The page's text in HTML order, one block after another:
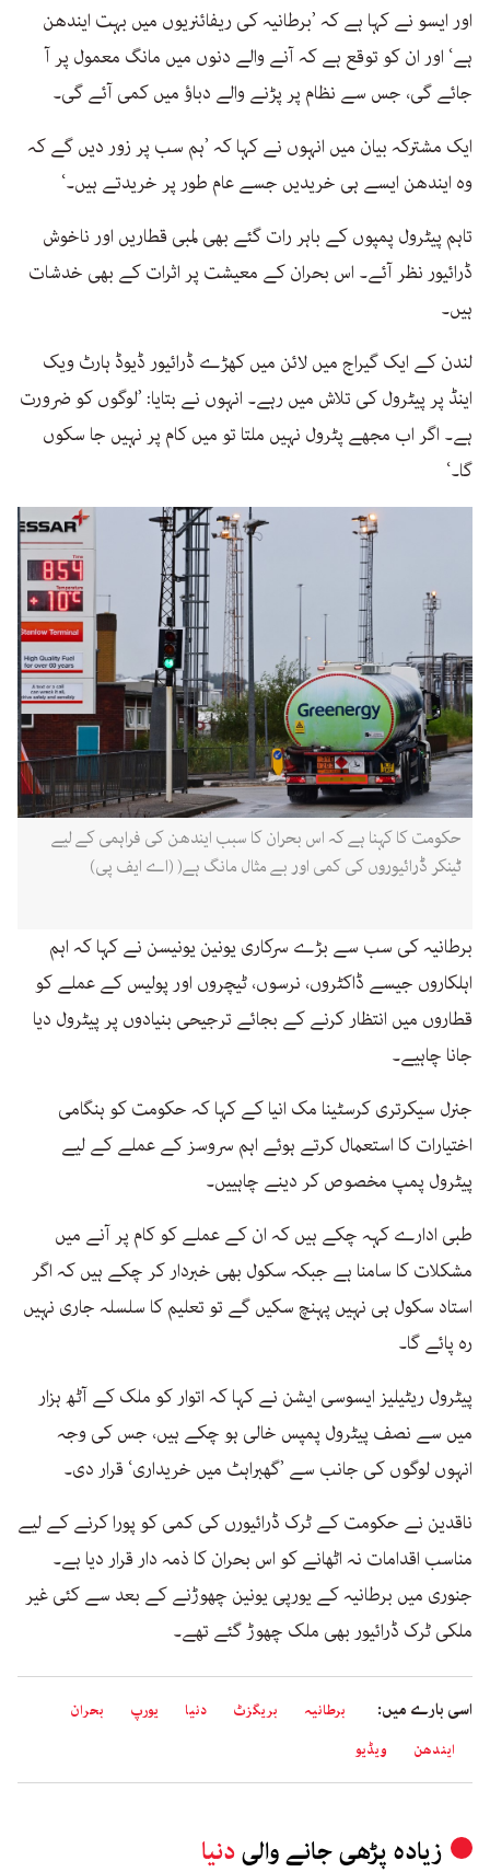
اور ایسو نے کہا ہے کہ ’برطانیہ کی ریفائنریوں میں بہت ایندھن
ہے‘ اور ان کو توقع ہے کہ آنے والے دنوں میں مانگ معمول پر آ
جائے گی، جس سے نظام پر پڑنے والے دباؤ میں کمی آئے گی۔
ایک مشترکہ بیان میں انہوں نے کہا کہ ’ہم سب پر زور دیں گے کہ
وہ ایندھن ایسے ہی خریدیں جسے عام طور پر خریدتے ہیں۔‘
تاہم پیٹرول پمپوں کے باہر رات گئے بھی لمبی قطاریں اور ناخوش
ڈرائیور نظر آئے۔ اس بحران کے معیشت پر اثرات کے بھی خدشات
ہیں۔
لندن کے ایک گیراج میں لائن میں کھڑے ڈرائیور ڈیوڈ ہارٹ ویک
اینڈ پر پیٹرول کی تلاش میں رہے۔ انہوں نے بتایا: ’لوگوں کو ضرورت
ہے۔ اگر اب مجھے پٹرول نہیں ملتا تو میں کام پر نہیں جا سکوں
گا۔‘
حکومت کا کہنا ہے کہ اس بحران کا سبب ایندھن کی فراہمی کے لیے
ٹینکر ڈرائیوروں کی کمی اور بے مثال مانگ ہے( (اے ایف پی)
برطانیہ کی سب سے بڑے سرکاری یونین یونیسن نے کہا کہ اہم
اہلکاروں جیسے ڈاکٹروں، نرسوں، ٹیچروں اور پولیس کے عملے کو
قطاروں میں انتظار کرنے کے بجائے ترجیحی بنیادوں پر پیٹرول دیا
جانا چاہیے۔
جنرل سیکرتری کرسٹینا مک انیا کے کہا کہ حکومت کو ہنگامی
اختیارات کا استعمال کرتے ہوئے اہم سروسز کے عملے کے لیے
پیٹرول پمپ مخصوص کر دینے چاہییں۔
طبی ادارے کہہ چکے ہیں کہ ان کے عملے کو کام پر آنے میں
مشکلات کا سامنا ہے جبکہ سکول بھی خبردار کر چکے ہیں کہ اگر
استاد سکول ہی نہیں پہنچ سکیں گے تو تعلیم کا سلسلہ جاری نہیں
رہ پائے گا۔
پیٹرول ریٹیلیز ایسوسی ایشن نے کہا کہ اتوار کو ملک کے آٹھ ہزار
میں سے نصف پیٹرول پمپس خالی ہو چکے ہیں، جس کی وجہ
انہوں لوگوں کی جانب سے ’گھبراہٹ میں خریداری‘ قرار دی۔
ناقدین نے حکومت کے ٹرک ڈرائیورں کی کمی کو پورا کرنے کے لیے
مناسب اقدامات نہ اٹھانے کو اس بحران کا ذمہ دار قرار دیا ہے۔
جنوری میں برطانیہ کے یورپی یونین چھوڑنے کے بعد سے کئی غیر
ملکی ٹرک ڈرائیور بھی ملک چھوڑ گئے تھے۔
اسی بارے میں: برطانیہ بریگزٹ دنیا یورپ
بحران
ایندھن
ویڈیو
زیادہ پڑھی جانے والیدنیا